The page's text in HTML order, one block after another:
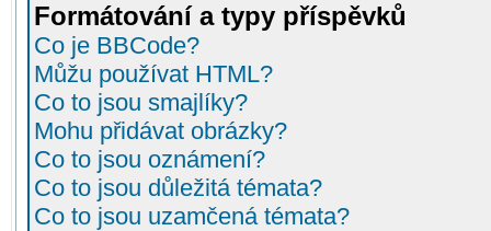
Formátování a typy příspěvků
Co je BBCode?
Můžu používat HTML?
Co to jsou smajlíky?
Mohu přidávat obrázky?
Co to jsou oznámení?
Co to jsou důležitá témata?
Co to jsou uzamčená témata?